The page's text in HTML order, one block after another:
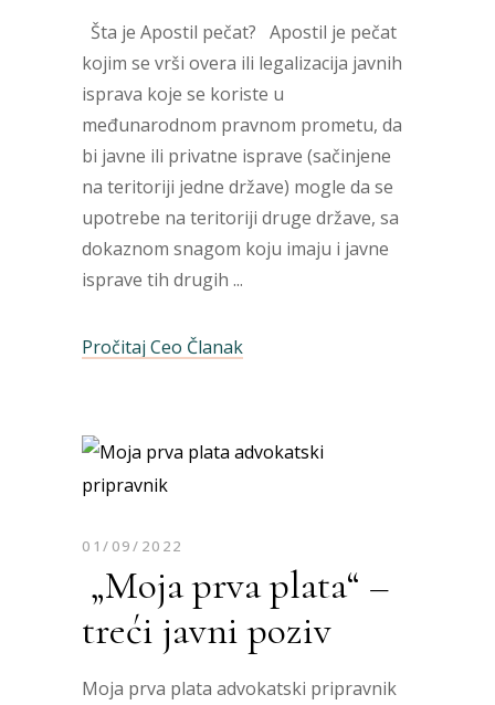
Šta je Apostil pečat? Apostil je pečat
kojim se vrši overa ili legalizacija javnih
isprava koje se koriste u
međunarodnom pravnom prometu, da
bi javne ili privatne isprave (sačinjene
na teritoriji jedne države) mogle da se
upotrebe na teritoriji druge države, sa
dokaznom snagom koju imaju i javne
isprave tih drugih
Pročitaj Ceo Članak
01/09/2022
„Moja prva plata“ –
treći javni poziv
Moja prva plata advokatski pripravnik